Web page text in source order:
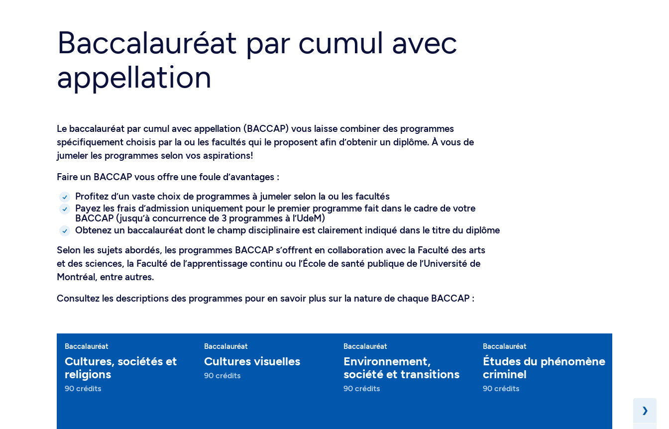
Baccalauréat par cumul avec
appellation
Le baccalauréat par cumul avec appellation (BACCAP) vous laisse combiner des programmes
spécifiquement choisis par la ou les facultés qui le proposent afin d’obtenir un diplôme. À vous de
jumeler les programmes selon vos aspirations!
Faire un BACCAP vous offre une foule d’avantages :
Profitez d’un vaste choix de programmes à jumeler selon la ou les facultés
Payez les frais d’admission uniquement pour le premier programme fait dans le cadre de votre
BACCAP (jusqu’à concurrence de 3 programmes à l’UdeM)
Obtenez un baccalauréat dont le champ disciplinaire est clairement indiqué dans le titre du diplôme
Selon les sujets abordés, les programmes BACCAP s’offrent en collaboration avec la Faculté des arts
et des sciences, la Faculté de l’apprentissage continu ou l’École de santé publique de l’Université de
Montréal, entre autres.
Consultez les descriptions des programmes pour en savoir plus sur la nature de chaque BACCAP :
Baccalauréat
Cultures, sociétés et
religions
90 crédits
Baccalauréat
Cultures visuelles
90 crédits
Baccalauréat
Environnement,
société et transitions
90 crédits
Baccalauréat
Études du phénomène
criminel
90 crédits
90 crédits
❯